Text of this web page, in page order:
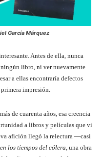
García Márquez
Antes de ella, nunca
ningún libro, ni ver nuevamente
a ellas encontraría defectos
impresión.
de cuarenta años, esa creencia
a libros y películas que vi
afición llegó la relectura —casi
los tiempos del cólera , una obra